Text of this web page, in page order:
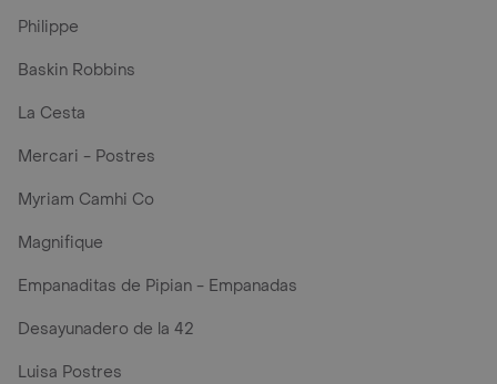
Philippe
Baskin Robbins
La Cesta
Mercari - Postres
Myriam Camhi Co
Magnifique
Empanaditas de Pipian - Empanadas
Desayunadero de la 42
Luisa Postres